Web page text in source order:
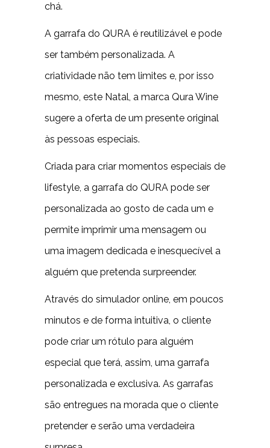
chá.
A garrafa do QURA é reutilizável e pode
ser também personalizada. A
criatividade não tem limites e, por isso
mesmo, este Natal, a marca Qura Wine
sugere a oferta de um presente original
às pessoas especiais.
Criada para criar momentos especiais de
lifestyle, a garrafa do QURA pode ser
personalizada ao gosto de cada um e
permite imprimir uma mensagem ou
uma imagem dedicada e inesquecível a
alguém que pretenda surpreender.
Através do simulador online, em poucos
minutos e de forma intuitiva, o cliente
pode criar um rótulo para alguém
especial que terá, assim, uma garrafa
personalizada e exclusiva. As garrafas
são entregues na morada que o cliente
pretender e serão uma verdadeira